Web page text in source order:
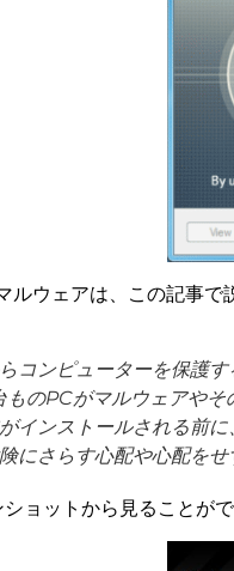
ルウェアは、この記事
コンピューターを保護す
ものPCがマルウェアや
インストールされる前
にさらす心配や心配を
ョットから見ることが